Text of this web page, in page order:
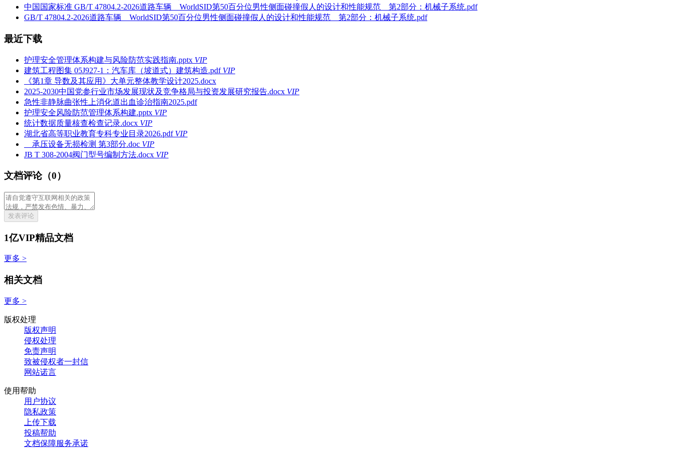
中国国家标准 GB/T 47804.2-2026道路车辆 WorldSID第50百分位男性侧面碰撞假人的设计和性能规范 第2部分：机械子系统.pdf
GB/T 47804.2-2026道路车辆 WorldSID第50百分位男性侧面碰撞假人的设计和性能规范 第2部分：机械子系统.pdf
最近下载
护理安全管理体系构建与风险防范实践指南.pptx VIP
建筑工程图集 05J927-1：汽车库（坡道式）建筑构造.pdf VIP
《第1章 导数及其应用》大单元整体教学设计2025.docx
2025-2030中国党参行业市场发展现状及竞争格局与投资发展研究报告.docx VIP
急性非静脉曲张性上消化道出血诊治指南2025.pdf
护理安全风险防范管理体系构建.pptx VIP
统计数据质量核查检查记录.docx VIP
湖北省高等职业教育专科专业目录2026.pdf VIP
承压设备无损检测 第3部分.doc VIP
JB T 308-2004阀门型号编制方法.docx VIP
文档评论（0）
发表评论
1亿VIP精品文档
更多 >
相关文档
更多 >
版权处理
版权声明
侵权处理
免责声明
致被侵权者一封信
网站诺言
使用帮助
用户协议
隐私政策
上传下载
投稿帮助
文档保障服务承诺